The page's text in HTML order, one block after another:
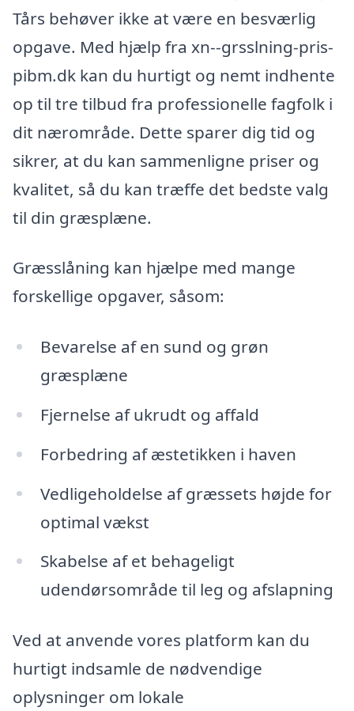
Tårs behøver ikke at være en besværlig
opgave. Med hjælp fra xn--grsslning-pris-
pibm.dk kan du hurtigt og nemt indhente
op til tre tilbud fra professionelle fagfolk i
dit nærområde. Dette sparer dig tid og
sikrer, at du kan sammenligne priser og
kvalitet, så du kan træffe det bedste valg
til din græsplæne.
Græsslåning kan hjælpe med mange
forskellige opgaver, såsom:
Bevarelse af en sund og grøn
græsplæne
Fjernelse af ukrudt og affald
Forbedring af æstetikken i haven
Vedligeholdelse af græssets højde for
optimal vækst
Skabelse af et behageligt
udendørsområde til leg og afslapning
Ved at anvende vores platform kan du
hurtigt indsamle de nødvendige
oplysninger om lokale